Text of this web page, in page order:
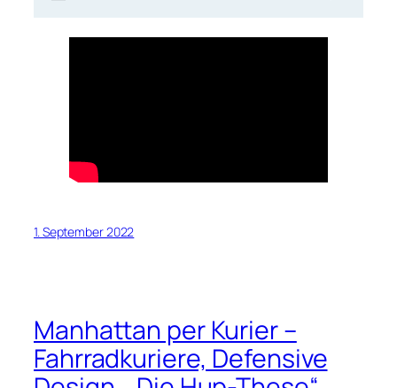
1. September 2022
Manhattan per Kurier –
Fahrradkuriere, Defensive